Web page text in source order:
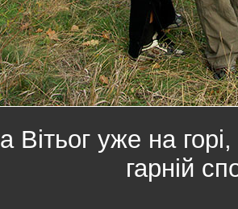
Вітьог уже на
гарній